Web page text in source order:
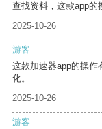
查找资料，这款app的
2025-10-26
游客
这款加速器app的操作
化。
2025-10-26
游客